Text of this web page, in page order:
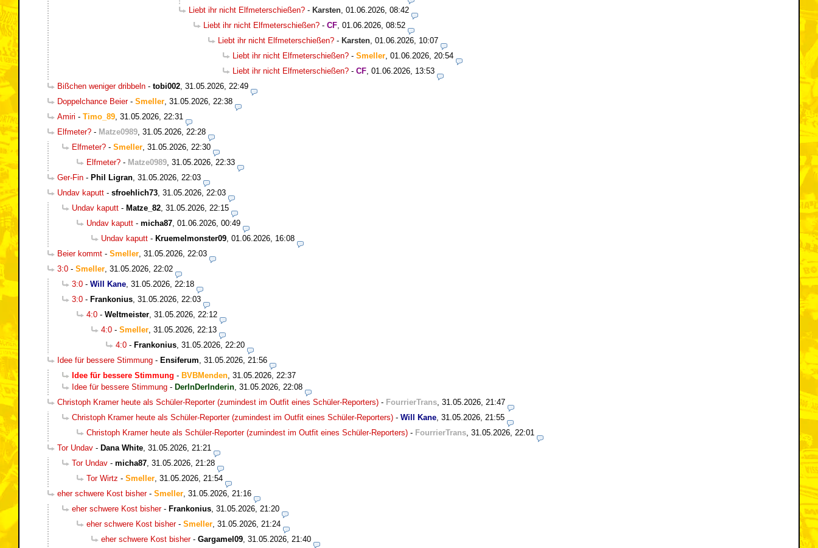
Liebt ihr nicht Elfmeterschießen? - Karsten 01.06.2026, 08:42
Liebt ihr nicht Elfmeterschießen? - CF 01.06.2026, 08:52
Liebt ihr nicht Elfmeterschießen? - Karsten 01.06.2026, 10:07
Liebt ihr nicht Elfmeterschießen? - Smeller 01.06.2026, 20:54
Liebt ihr nicht Elfmeterschießen? - CF 01.06.2026, 13:53
Bißchen weniger dribbeln - tobi002 31.05.2026, 22:49
Doppelchance Beier- Smeller 31.05.2026, 22:38
Amiri - Timo_89 31.05.2026, 22:31
Elfmeter? - Matze0989 31.05.2026, 22:28
Elfmeter? - Smeller 31.05.2026, 22:30
Elfmeter? - Matze0989 31.05.2026, 22:33
Ger-Fin - Phil Ligran 31.05.2026, 22:03
Undav kaputt - sfroehlich73 31.05.2026, 22:03
Undav kaputt - Matze_82 31.05.2026, 22:15
Undav kaputt - micha87 01.06.2026, 00:49
Undav kaputt - Kruemelmonster09 01.06.2026, 16:08
Beier kommt - Smeller 31.05.2026, 22:03
3:0 - Smeller 31.05.2026, 22:02
3:0 - Will Kane 31.05.2026, 22:18
3:0 - Frankonius 31.05.2026, 22:03
4:0 - Weltmeister 31.05.2026, 22:12
4:0 - Smeller 31.05.2026, 22:13
4:0 - Frankonius 31.05.2026, 22:20
Idee für bessere Stimmung - Ensiferum 31.05.2026, 21:56
Idee für bessere Stimmung - BVBMenden 31.05.2026, 22:37
Idee für bessere Stimmung - DerInDerInderin 31.05.2026, 22:08
Christoph Kramer heute als Schüler-Reporter (zumindest im Outfit eines Schüler-Reporters) - FourrierTrans 31.05.2026, 21:47
Christoph Kramer heute als Schüler-Reporter (zumindest im Outfit eines Schüler-Reporters) - Will Kane 31.05.2026, 21:55
Christoph Kramer heute als Schüler-Reporter (zumindest im Outfit eines Schüler-Reporters) - FourrierTrans 31.05.2026, 22:01
Tor Undav - Dana White 31.05.2026, 21:21
Tor Undav - micha87 31.05.2026, 21:28
Tor Wirtz - Smeller 31.05.2026, 21:54
eher schwere Kost bisher- Smeller 31.05.2026, 21:16
eher schwere Kost bisher- Frankonius 31.05.2026, 21:20
eher schwere Kost bisher- Smeller 31.05.2026, 21:24
eher schwere Kost bisher- Gargamel09 31.05.2026, 21:40